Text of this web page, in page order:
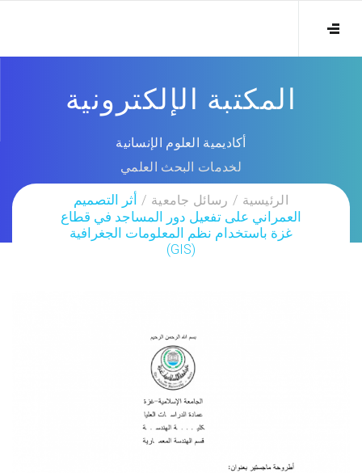
المكتبة الإلكترونية
أكاديمية العلوم الإنسانية
لخدمات البحث العلمي
الرئيسية رسائل جامعية
أثر التصميم
العمراني على تفعيل دور المساجد في قطاع
غزة باستخدام نظم المعلومات الجغرافية
(GIS)